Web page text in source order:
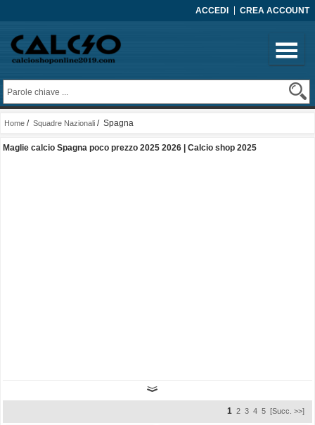
ACCEDI CREA ACCOUNT
Home / Squadre Nazionali / Spagna
Maglie calcio Spagna poco prezzo 2025 2026 | Calcio shop 2025
1 2 3 4 5 [Succ. >>]